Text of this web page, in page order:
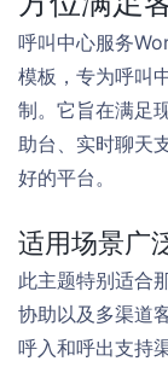
呼叫中心服务
模板，专为呼叫
制。它旨在满足
助台、实时聊天
好的平台。
适用场景广
此主题特别适合
协助以及多渠道
呼入和呼出支持